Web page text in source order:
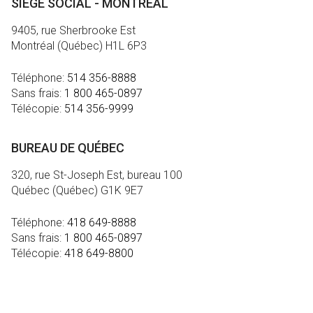
SIÈGE SOCIAL - MONTRÉAL
9405, rue Sherbrooke Est
Montréal (Québec) H1L 6P3
Téléphone: 514 356-8888
Sans frais: 1 800 465-0897
Télécopie: 514 356-9999
BUREAU DE QUÉBEC
320, rue St-Joseph Est, bureau 100
Québec (Québec) G1K 9E7
Téléphone: 418 649-8888
Sans frais: 1 800 465-0897
Télécopie: 418 649-8800